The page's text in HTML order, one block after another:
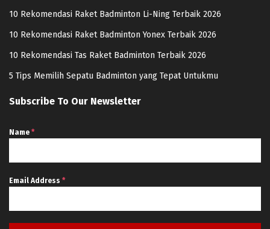
10 Rekomendasi Raket Badminton Li-Ning Terbaik 2026
10 Rekomendasi Raket Badminton Yonex Terbaik 2026
10 Rekomendasi Tas Raket Badminton Terbaik 2026
5 Tips Memilih Sepatu Badminton yang Tepat Untukmu
Subscribe To Our Newsletter
Name *
Email Address *